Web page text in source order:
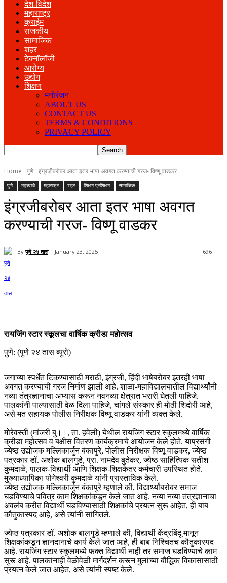
देश-विदेश
महाराष्ट्र
क्राईम
राजकीय
सामाजिक
शहर
टेक्नॉलॉजी
आरोग्य
उद्योग
शिक्षण
मनोरंजन
ABOUT US
CONTACT US
TERMS & CONDITIONS
PRIVACY POLICY
Home पुणे इंग्रजीबरोबर आता इतर भाषा अवगत करण्याची गरज- विष्णू वाडकर
पुणे महत्त्वाचे महाराष्ट्र शहर शिक्षण-प्रशिक्षण सामाजिक
इंग्रजीबरोबर आता इतर भाषा अवगत
करण्याची गरज- विष्णू वाडकर
By पुणे २४ तास January 23, 2025 696
रायजिंग स्टार स्कूलचा वार्षिक क्रीडा महोत्सव
पुणे: (पुणे २४ तास ब्युरो)
जगाच्या स्पर्धेत टिकण्यासाठी मराठी, इंग्रजी, हिंदी भाषेबरोबर इतरही भाषा
अवगत करण्याची गरज निर्माण झाली आहे. शाळा-महाविद्यालयातील विद्यार्थ्यांनी
नव्या तंत्रज्ञानाचा अभ्यास करून नवनव्या क्षेत्रात भरारी घेतली पाहिजे.
पालकांनी पाल्यासाठी वेळ दिला पाहिजे, चांगले संस्कार ही मोठी शिदोरी आहे,
असे मत सहायक पोलीस निरीक्षक विष्णू वाडकर यांनी व्यक्त केले.
मोरेवस्ती (मांजरी बु।।, ता. हवेली) येथील रायजिंग स्टार स्कूलमध्ये वार्षिक
क्रीडा महोत्सव व बक्षीस वितरण कार्यक्रमाचे आयोजन केले होते. याप्रसंगी
ज्येष्ठ उद्योजक मल्लिकार्जुन बंकापुरे, पोलीस निरीक्षक विष्णू वाडकर, ज्येष्ठ
पत्रकार डॉ. अशोक बालगुडे, प्रा. नामदेव बुतेकर, ज्येष्ठ साहित्यिक सतीश
कुमदाळे, पालक-विद्यार्थी आणि शिक्षक-शिक्षकेतर कर्मचारी उपस्थित होते.
मुख्याध्यापिका योगेश्वरी कुमदाळे यांनी प्रास्ताविक केले.
ज्येष्ठ उद्योजक मल्लिकार्जुन बंकापुरे म्हणाले की, विद्यार्थ्यांबरोबर समाज
घडविण्याचे पवित्र काम शिक्षकांकडून केले जात आहे. नव्या नव्या तंत्रज्ञानाचा
अवलंब करीत विद्यार्थी घडविण्यासाठी शिक्षकांचे प्रयत्न सुरू आहेत, ही बाब
कौतुकास्पद आहे, असे त्यांनी सांगितले.
ज्येष्ठ पत्रकार डॉ. अशोक बालगुडे म्हणाले की, विद्यार्थी केंद्रबिंदू मानून
शिक्षकांकडून ज्ञानदानाचे कार्य केले जात आहे, ही बाब निश्चितच कौतुकास्पद
आहे. रायजिंग स्टार स्कूलमध्ये फक्त विद्यार्थी नाही तर समाज घडविण्याचे काम
सुरू आहे. पालकांनाही वेळोवेळी मार्गदर्शन करून मुलांच्या बौद्धिक विकासासाठी
प्रयत्न केले जात आहेत, असे त्यांनी स्पष्ट केले.